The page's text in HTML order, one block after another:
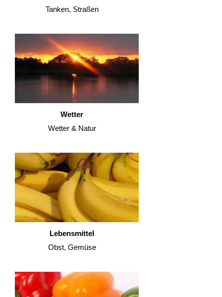
Tanken, Straßen
Wetter
Wetter & Natur
Lebensmittel
Obst, Gemüse